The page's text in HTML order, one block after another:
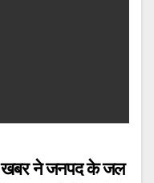
खबर ने जनपद के जल